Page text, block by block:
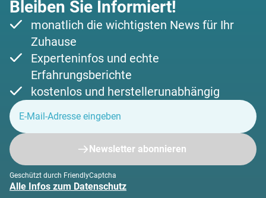
Bleiben Sie Informiert!
monatlich die wichtigsten News für Ihr
Zuhause
Experteninfos und echte
Erfahrungsberichte
kostenlos und herstellerunabhängig
Newsletter abonnieren
Geschützt durch FriendlyCaptcha
Alle Infos zum Datenschutz